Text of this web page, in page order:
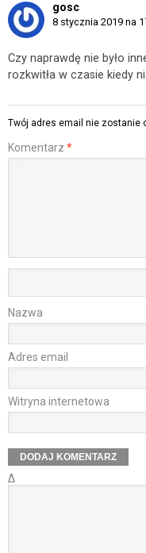
gosc
8 stycznia 2019 na
Czy naprawdę nie było
rozkwitła w czasie kiedy
Twój adres email nie zostanie
Komentarz *
Nazwa
Adres email
Witryna internetowa
Δ